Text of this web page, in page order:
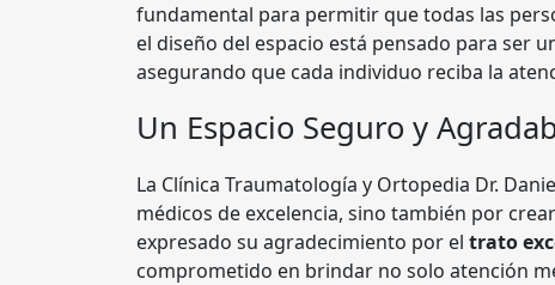
fundamental para permitir que todas las
el diseño del espacio está pensado para ser
asegurando que cada individuo reciba la
Un Espacio Seguro y
La Clínica Traumatología y Ortopedia Dr.
médicos de excelencia, sino también por
expresado su agradecimiento por el trato
comprometido en brindar no solo atención